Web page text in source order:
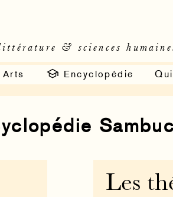
& sciences
Arts Encyclopédie
Sambuc
Les